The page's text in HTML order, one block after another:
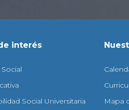
interés
Social Universitaria
Mapa